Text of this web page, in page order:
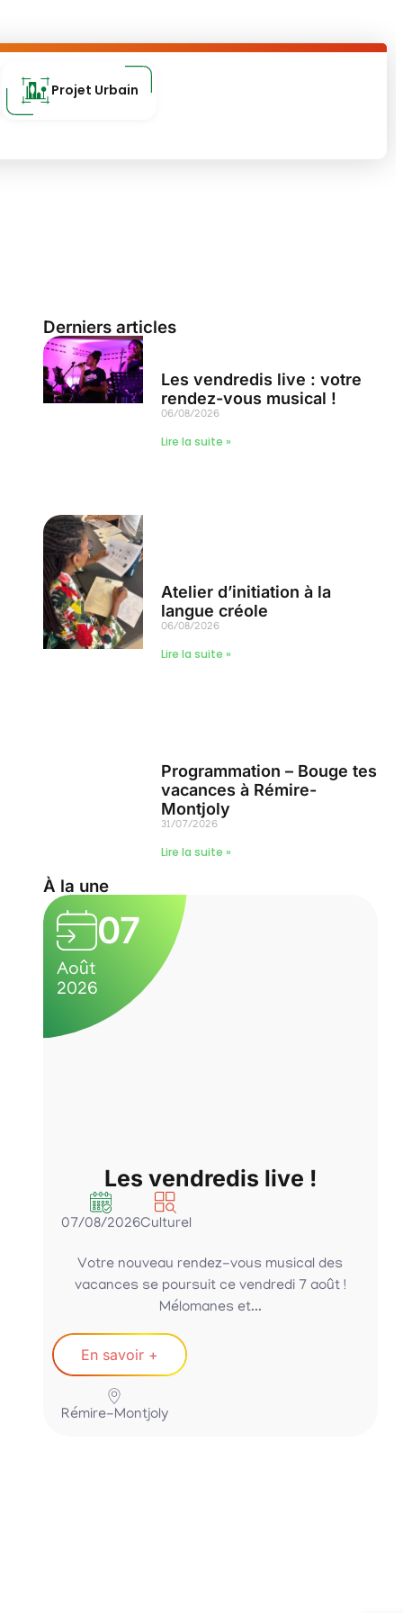
Projet Urbain
Derniers articles
Les vendredis live : votre
rendez-vous musical !
06/08/2026
Lire la suite »
Atelier d’initiation à la
langue créole
06/08/2026
Lire la suite »
Programmation – Bouge tes
vacances à Rémire-
Montjoly
31/07/2026
Lire la suite »
À la une
07
Août
2026
Les vendredis live !
07/08/2026Culturel
Votre nouveau rendez-vous musical des
vacances se poursuit ce vendredi 7 août !
Mélomanes et...
En savoir +
Rémire-Montjoly